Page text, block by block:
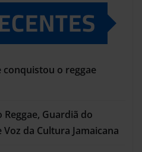
conquistou o reggae
Reggae, Guardiã do
da Cultura Jamaicana